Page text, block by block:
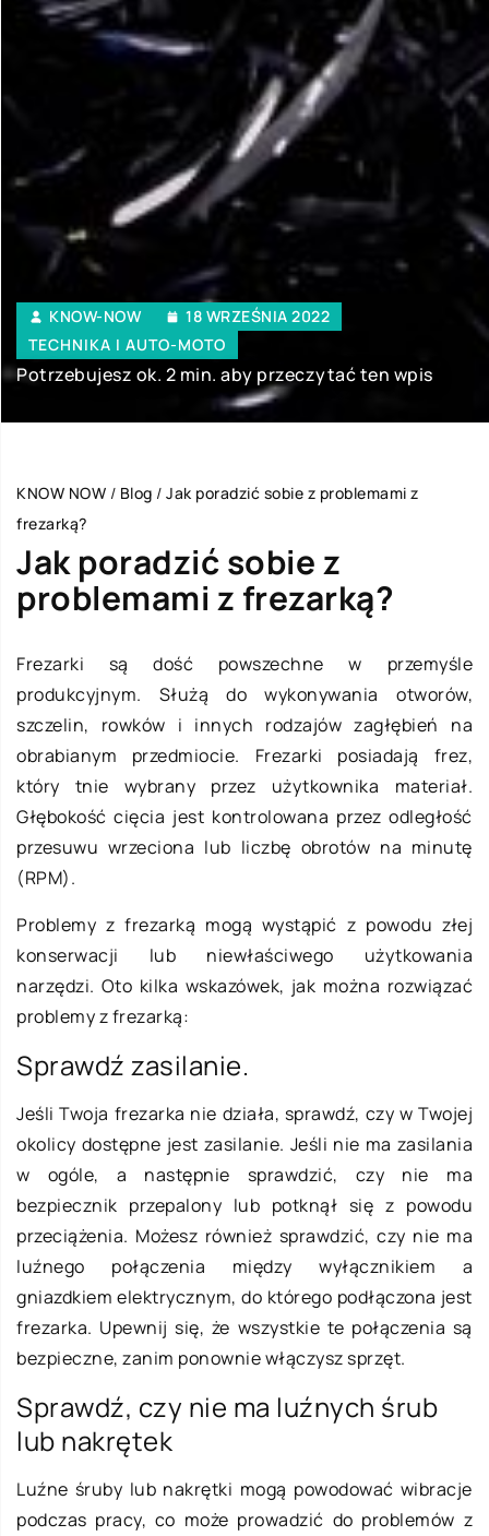
KNOW-NOW
18 WRZEŚNIA 2022
TECHNIKA I AUTO-MOTO
Potrzebujesz ok. 2 min. aby przeczytać ten wpis
KNOW NOW / Blog / Jak poradzić sobie z problemami z
frezarką?
Jak poradzić sobie z
problemami z frezarką?
Frezarki są dość powszechne w przemyśle
produkcyjnym. Służą do wykonywania otworów,
szczelin, rowków i innych rodzajów zagłębień na
obrabianym przedmiocie. Frezarki posiadają frez,
który tnie wybrany przez użytkownika materiał.
Głębokość cięcia jest kontrolowana przez odległość
przesuwu wrzeciona lub liczbę obrotów na minutę
(RPM).
Problemy z frezarką mogą wystąpić z powodu złej
konserwacji lub niewłaściwego użytkowania
narzędzi. Oto kilka wskazówek, jak można rozwiązać
problemy z frezarką:
Sprawdź zasilanie.
Jeśli Twoja frezarka nie działa, sprawdź, czy w Twojej
okolicy dostępne jest zasilanie. Jeśli nie ma zasilania
w ogóle, a następnie sprawdzić, czy nie ma
bezpiecznik przepalony lub potknął się z powodu
przeciążenia. Możesz również sprawdzić, czy nie ma
luźnego połączenia między wyłącznikiem a
gniazdkiem elektrycznym, do którego podłączona jest
frezarka. Upewnij się, że wszystkie te połączenia są
bezpieczne, zanim ponownie włączysz sprzęt.
Sprawdź, czy nie ma luźnych śrub
lub nakrętek
Luźne śruby lub nakrętki mogą powodować wibracje
podczas pracy, co może prowadzić do problemów z